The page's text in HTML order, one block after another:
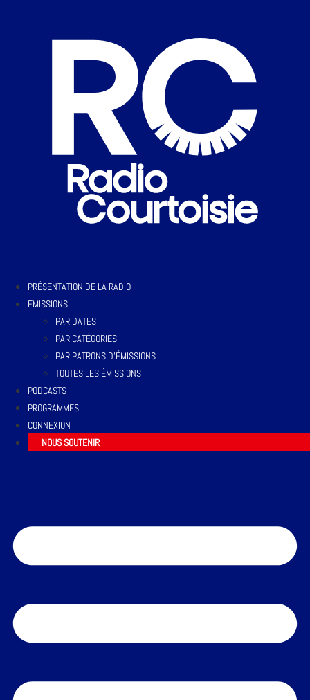
PRÉSENTATION DE LA RADIO
EMISSIONS
PAR DATES
PAR CATÉGORIES
PAR PATRONS D’ÉMISSIONS
TOUTES LES ÉMISSIONS
PODCASTS
PROGRAMMES
CONNEXION
NOUS SOUTENIR